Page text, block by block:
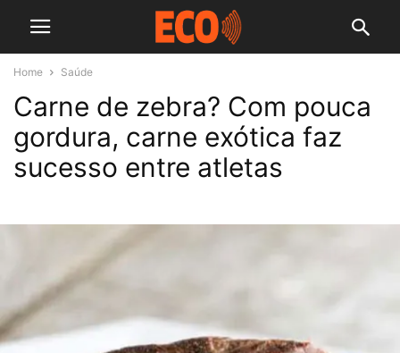
Home Saúde
Carne de zebra? Com pouca
gordura, carne exótica faz
sucesso entre atletas